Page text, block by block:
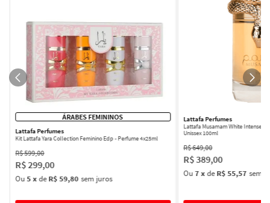
ÁRABES FEMININOS
Lattafa Perfumes
Kit Lattafa Yara Collection Feminino Edp - Perfume 4x25ml
R$599,00
R$299,00
Ou5 xdeR$ 59,80 sem juros
Lattafa Perfumes
Lattafa Musamam White Intense
Unissex 100ml
R$649,00
R$389,00
Ou7xdeR$ 55,57 sem